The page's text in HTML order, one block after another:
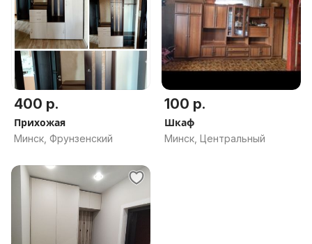
400 р.
Прихожая
Минск, Фрунзенский
100 р.
Шкаф
Минск, Центральный